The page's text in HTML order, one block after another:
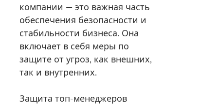
компании — это важная часть
обеспечения безопасности и
стабильности бизнеса. Она
включает в себя меры по
защите от угроз, как внешних,
так и внутренних.
Защита топ-менеджеров